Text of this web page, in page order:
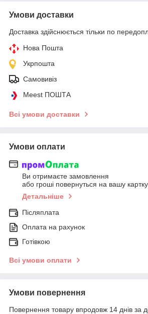
Умови доставки
Доставка здійснюється тільки по
Нова Пошта
Укрпошта
Самовивіз
Meest ПОШТА
Всі умови доставки
Умови оплати
Ви отримаєте замовлення
або гроші повернуться на вашу картку
Детальніше
Післяплата
Оплата на рахунок
Готівкою
Всі умови оплати
Умови повернення
Повернення товару впродовж 14 днів за